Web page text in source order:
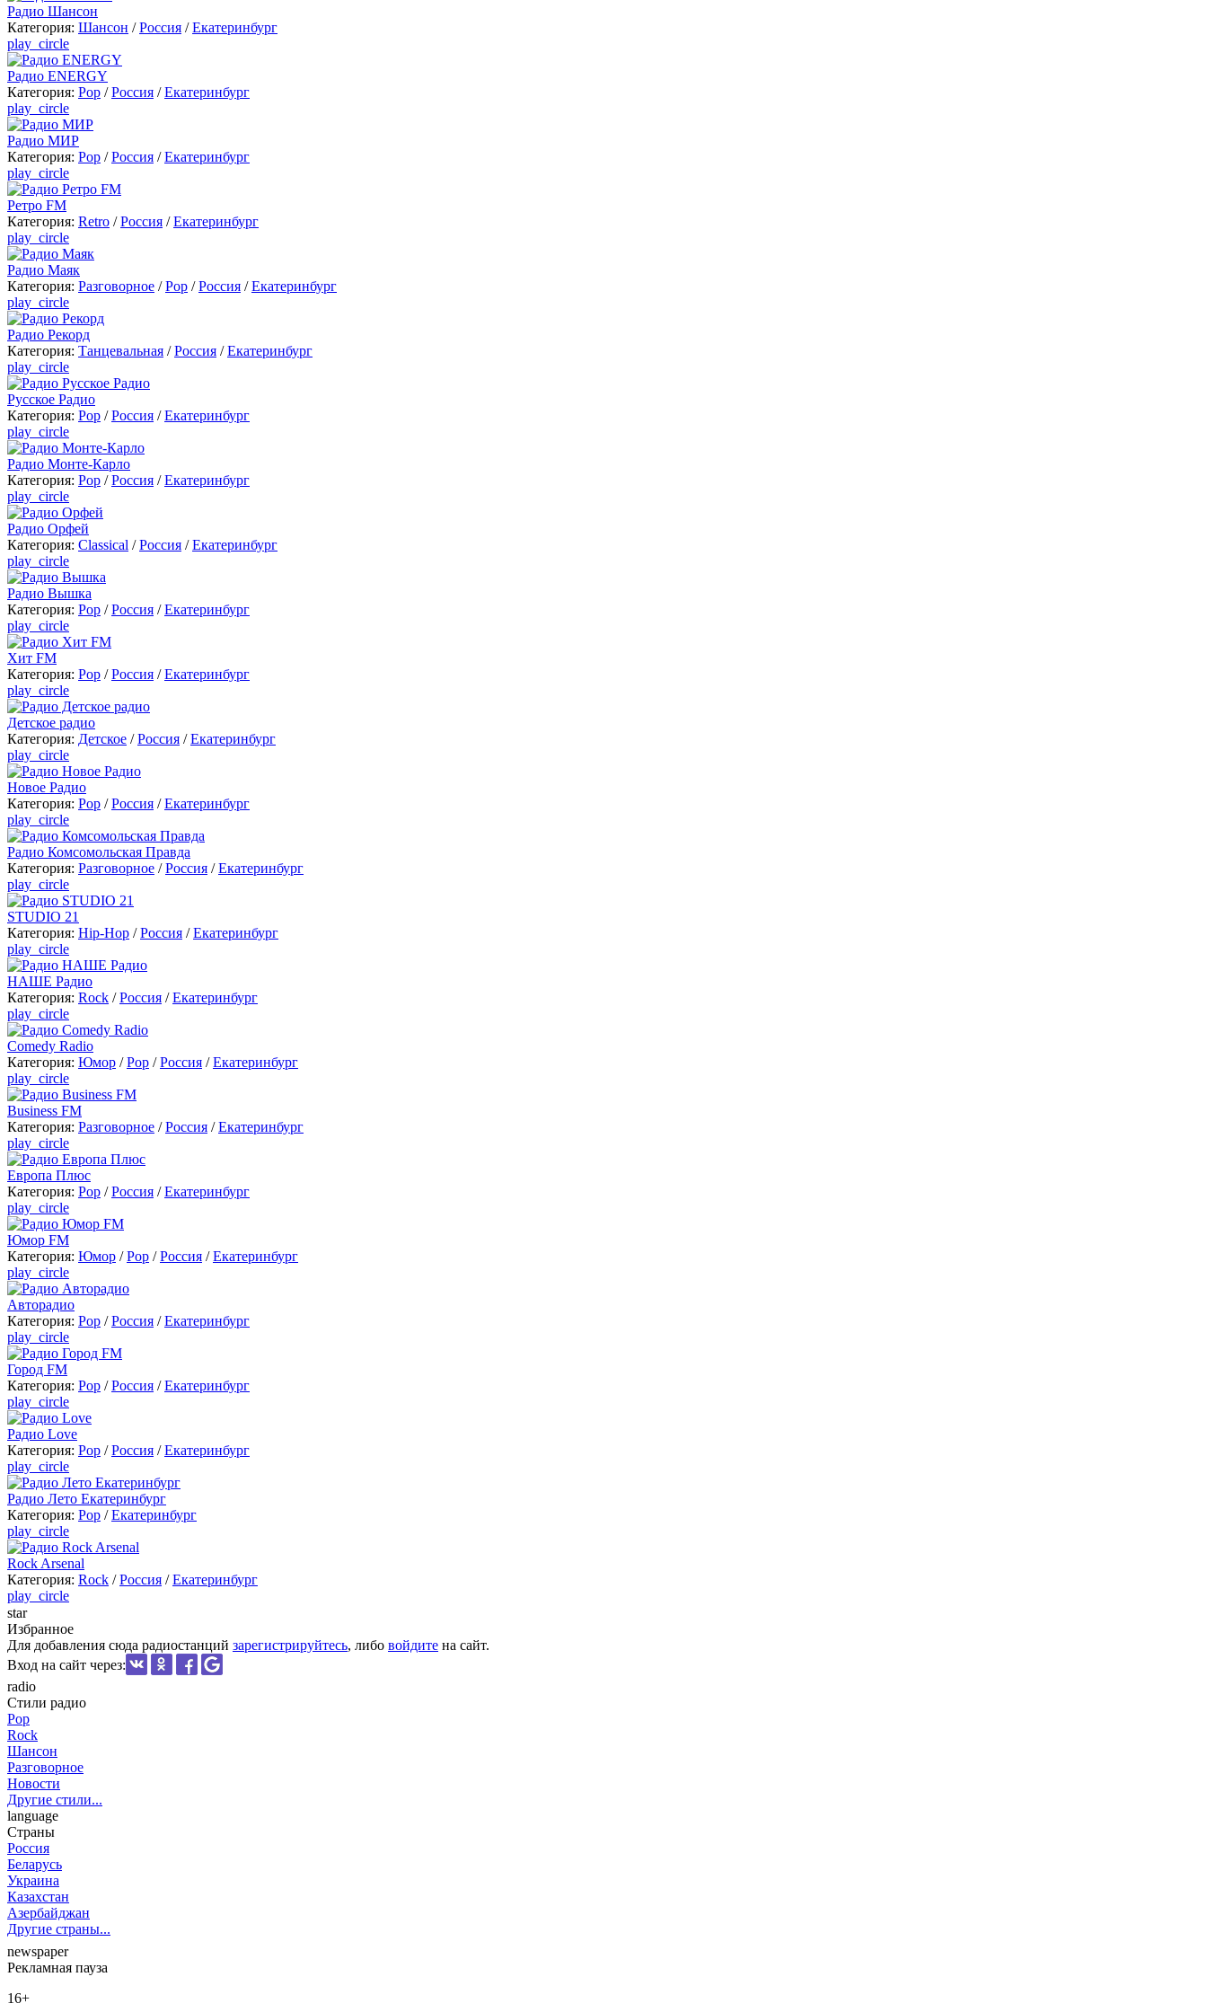
Радио Шансон
Категория: Шансон /Россия /Екатеринбург
play_circle
Радио ENERGY
Категория: Pop /Россия /Екатеринбург
play_circle
Радио МИР
Категория: Pop /Россия /Екатеринбург
play_circle
Ретро FM
Категория: Retro /Россия /Екатеринбург
play_circle
Радио Маяк
Категория: Разговорное /Pop /Россия /Екатеринбург
play_circle
Радио Рекорд
Категория: Танцевальная /Россия /Екатеринбург
play_circle
Русское Радио
Категория: Pop /Россия /Екатеринбург
play_circle
Радио Монте-Карло
Категория: Pop /Россия /Екатеринбург
play_circle
Радио Орфей
Категория: Classical /Россия /Екатеринбург
play_circle
Радио Вышка
Категория: Pop /Россия /Екатеринбург
play_circle
Хит FM
Категория: Pop /Россия /Екатеринбург
play_circle
Детское радио
Категория: Детское /Россия /Екатеринбург
play_circle
Новое Радио
Категория: Pop /Россия /Екатеринбург
play_circle
Радио Комсомольская Правда
Категория: Разговорное /Россия /Екатеринбург
play_circle
STUDIO 21
Категория: Hip-Hop /Россия /Екатеринбург
play_circle
НАШЕ Радио
Категория: Rock /Россия /Екатеринбург
play_circle
Comedy Radio
Категория: Юмор /Pop /Россия /Екатеринбург
play_circle
Business FM
Категория: Разговорное /Россия /Екатеринбург
play_circle
Европа Плюс
Категория: Pop /Россия /Екатеринбург
play_circle
Юмор FM
Категория: Юмор /Pop /Россия /Екатеринбург
play_circle
Авторадио
Категория: Pop /Россия /Екатеринбург
play_circle
Город FM
Категория: Pop /Россия /Екатеринбург
play_circle
Радио Love
Категория: Pop /Россия /Екатеринбург
play_circle
Радио Лето Екатеринбург
Категория: Pop /Екатеринбург
play_circle
Rock Arsenal
Категория: Rock /Россия /Екатеринбург
play_circle
star
Избранное
Для добавления сюда радиостанций зарегистрируйтесь, либо войдите на сайт.
Вход на сайт через:
radio
Стили радио
Pop
Rock
Шансон
Разговорное
Новости
Другие стили...
language
Страны
Россия
Беларусь
Украина
Казахстан
Азербайджан
Другие страны...
newspaper
Рекламная пауза
16+